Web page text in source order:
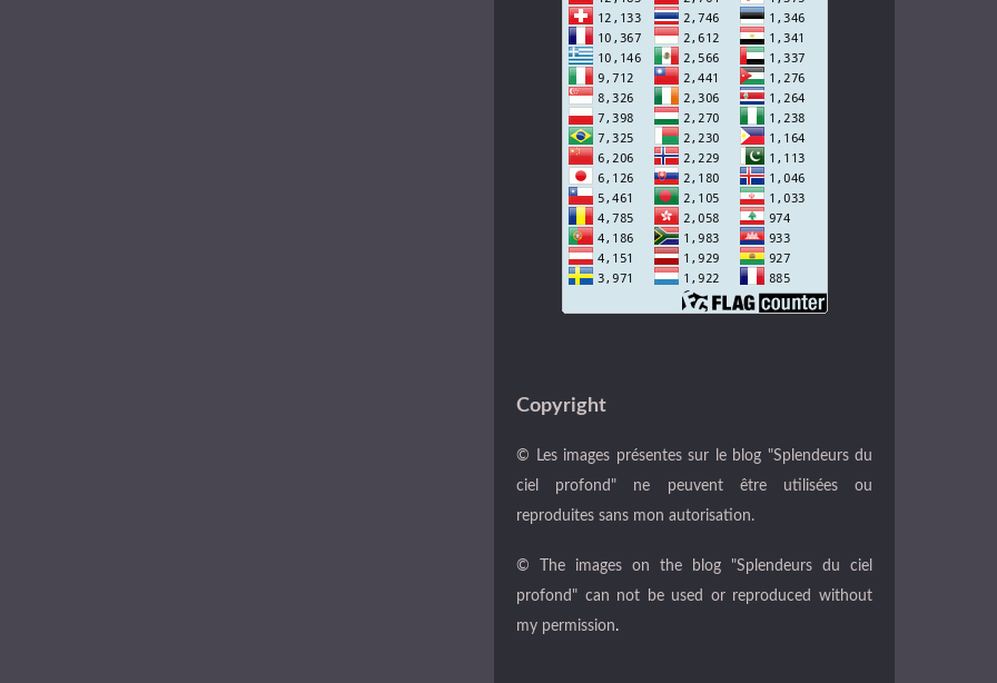
Copyright
© Les images présentes sur le blog "Splendeurs du
ciel profond" ne peuvent être utilisées ou
reproduites sans mon autorisation.
© The images on the blog "Splendeurs du ciel
profond" can not be used or reproduced without
my permission.